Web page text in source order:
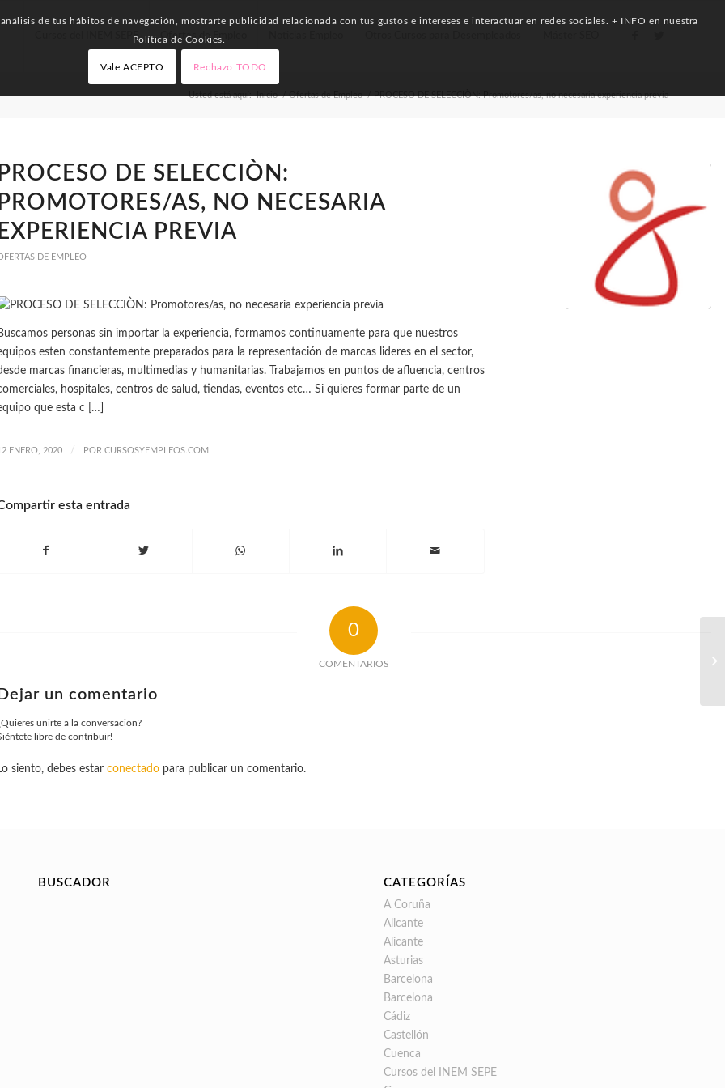
Cursos del INEM SEPE Ofertas de Empleo
Usted está aquí: Inicio / Ofertas de Empleo / PROCESO DE SELECCIÒN: Promotores/as, no necesaria experiencia previa
PROCESO DE SELECCIÒN:
PROMOTORES/AS, NO NECESARIA
EXPERIENCIA PREVIA
DE EMPLEO
personas sin importar la experiencia, formamos continuamente para que nuestros
esten constantemente preparados para la representación de marcas lideres en el sector,
marcas financieras, multimedias y humanitarias. Trabajamos en puntos de afluencia, centros
hospitales, centros de salud, tiendas, eventos etc… Si quieres formar parte de un
que esta c […]
ENERO, 2020 / POR CURSOSYEMPLEOS.COM
esta entrada
0
COMENTARIOS
Dejar un comentario
unirte a la conversación?
libre de contribuir!
Lo siento, debes estar conectadopara publicar un comentario.
BUSCADOR CATEGORÍAS
A Coruña
Alicante
Alicante
Asturias
Barcelona
Barcelona
Cádiz
Castellón
Cuenca
Cursos del INEM SEPE
de tus hábitos de navegación, mostrarte publicidad relacionada con tus gustos e intereses e interactuar en redes sociales. + INFO en nuestra
Política de Cookies.
Vale ACEPTO Rechazo TODO